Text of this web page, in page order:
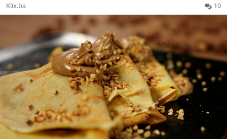
Klix.ba 10